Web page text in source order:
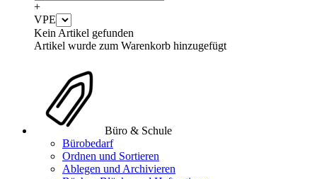
+
VPE
Kein Artikel gefunden
Artikel wurde zum Warenkorb hinzugefügt
Büro & Schule
Bürobedarf
Ordnen und Sortieren
Ablegen und Archivieren